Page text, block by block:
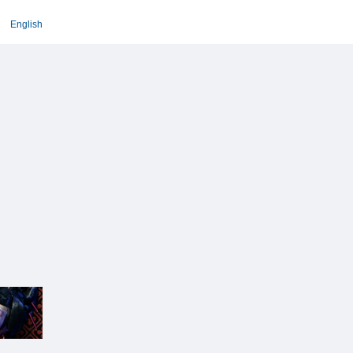
English